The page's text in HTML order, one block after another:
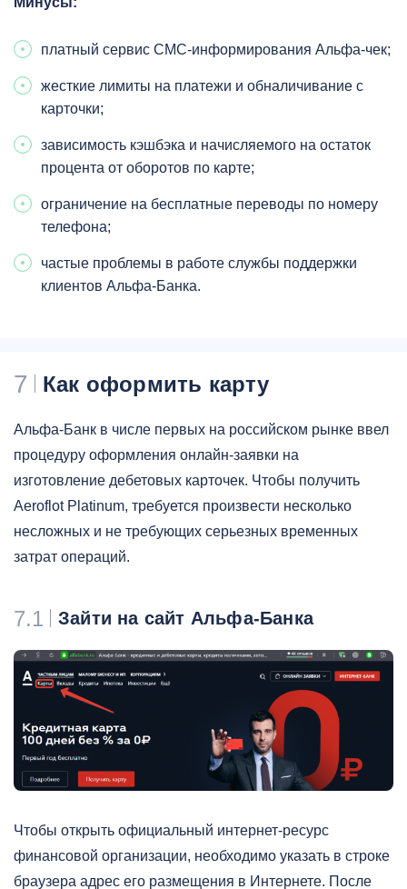
платный сервис СМС-информирования Альфа-чек;
жесткие лимиты на платежи и обналичивание с
карточки;
зависимость кэшбэка и начисляемого на остаток
процента от оборотов по карте;
ограничение на бесплатные переводы по номеру
телефона;
частые проблемы в работе службы поддержки
клиентов Альфа-Банка.
7 Как оформить карту
Альфа-Банк в числе первых на российском рынке ввел
процедуру оформления онлайн-заявки на
изготовление дебетовых карточек. Чтобы получить
Aeroflot Platinum, требуется произвести несколько
несложных и не требующих серьезных временных
затрат операций.
7.1 Зайти на сайт Альфа-Банка
Чтобы открыть официальный интернет-ресурс
финансовой организации, необходимо указать в строке
браузера адрес его размещения в Интернете. После